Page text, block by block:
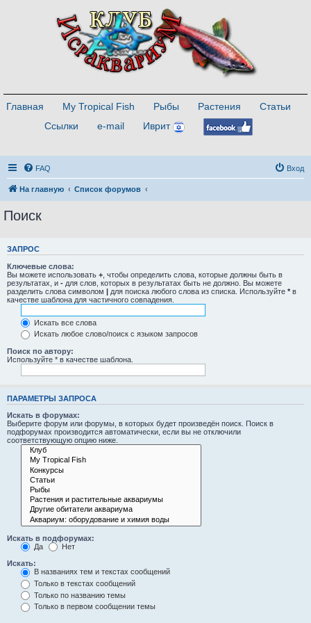
Главная My Tropical Fish Рыбы Растения
Статьи
Ссылки
e-mail Иврит
FAQ Вход
На главную Список форумов
Поиск
ЗАПРОС
Ключевые слова:
Вы можете использовать + , чтобы определить слова, которые должны быть в
результатах, и - для слов, которых в результатах быть не должно. Вы можете
разделить слова символом | для поиска любого слова из списка. Используйте * в
качестве шаблона для частичного совпадения.
Искать все слова
Искать любое слово/поиск с языком запросов
Поиск по автору:
Используйте * в качестве шаблона.
ПАРАМЕТРЫ ЗАПРОСА
Искать в форумах:
Выберите форум или форумы, в которых будет произведён поиск. Поиск в
подфорумах производится автоматически, если вы не отключили
соответствующую опцию ниже.
Искать в подфорумах:
Да
Нет
Искать:
В названиях тем и текстах сообщений
Только в текстах сообщений
Только по названию темы
Только в первом сообщении темы